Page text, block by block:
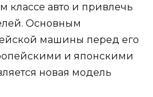
классе авто и привлечь
Основным
машины перед его
и японскими
новая модель